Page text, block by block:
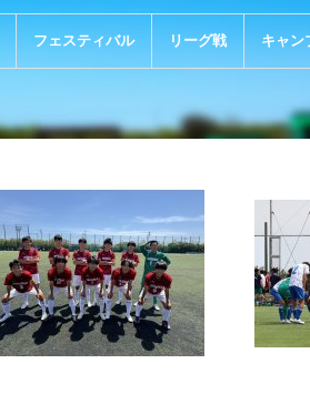
フェスティバル リーグ戦 キャン